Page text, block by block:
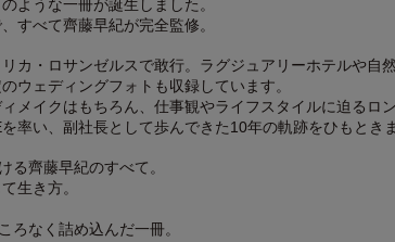
ような一冊が誕生しました。
すべて齊藤早紀が完全監修。
カ・ロサンゼルスで敢行。ラグジュアリーホテルや自
ウェディングフォトも収録しています。
メイクはもちろん、仕事観やライフスタイルに迫るロ
率い、副社長として歩んできた10年の軌跡をひもときま
る齊藤早紀のすべて。
生き方。
ろなく詰め込んだ一冊。